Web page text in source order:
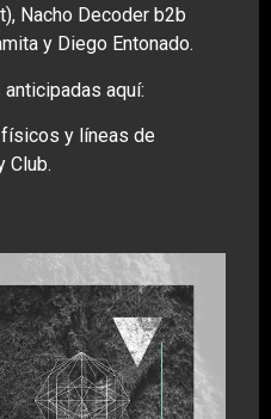
Nacho Decoder b2b
y Diego Entonado.
aquí:
y líneas de
Club.